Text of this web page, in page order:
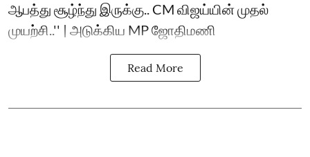
ஆபத்து சூழ்ந்து இருக்கு.. CM விஜய்யின் முதல்
முயற்சி..'' | அடுக்கிய MP ஜோதிமணி
Read More